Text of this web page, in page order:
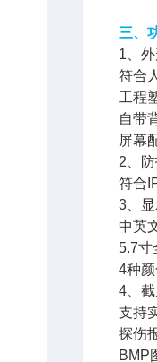
三、
1、
符合
工程
自带
屏幕
2、
符合
3、
中英
5.7寸
4种
4、
支持
探伤
BMP